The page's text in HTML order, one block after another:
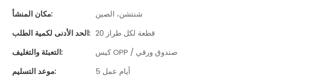
مكان المنشأ:
شنتشن، الصين
الحد الأدنى لكمية الطلب:
20 قطعة لكل طراز
التعبئة والتغليف:
كيس OPP / صندوق ورقي
موعد التسليم:
5 أيام عمل